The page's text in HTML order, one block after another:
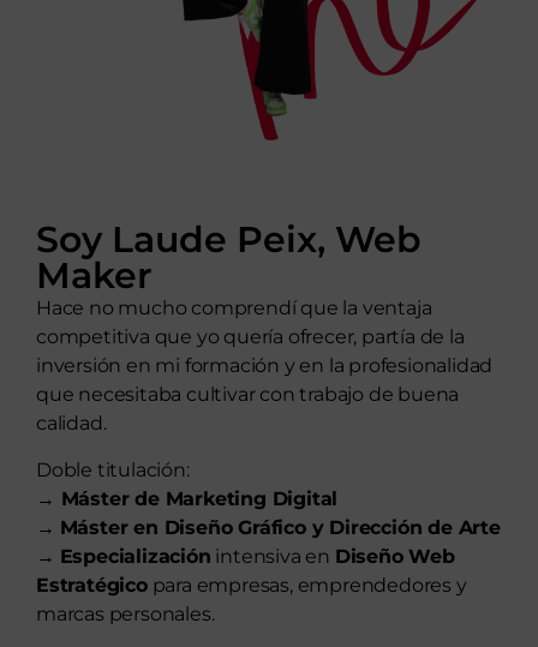
Soy Laude Peix, Web
Maker
Hace no mucho comprendí que la ventaja
competitiva que yo quería ofrecer, partía de la
inversión en mi formación y en la profesionalidad
que necesitaba cultivar con trabajo de buena
calidad.
Doble titulación:
→ Máster de Marketing Digital
→ Máster en Diseño Gráfico y Dirección de Arte
→ Especialización intensiva en Diseño Web
Estratégicopara empresas, emprendedores y
marcas personales.